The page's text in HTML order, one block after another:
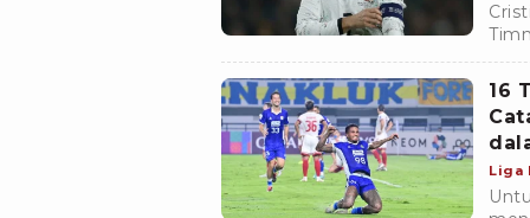
dan
16
Liga